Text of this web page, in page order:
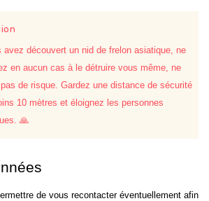
avez découvert un nid de frelon asiatique, ne
en aucun cas à le détruire vous même, ne
de risque. Gardez une distance de sécurité
10 mètres et éloignez les personnes
🙏
de vous recontacter éventuellement afin